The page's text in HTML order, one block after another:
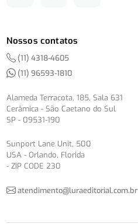
Nossos contatos
(11) 4318-4605
(11) 96593-1810
Alameda Terracota, 185, Sala 631
Cerâmica - São Caetano do Sul
SP - 09531-190
Sunport Lane Unit, 500
USA - Orlando, Florida
- ZIP CODE 230
atendimento@luraeditorial.com.br